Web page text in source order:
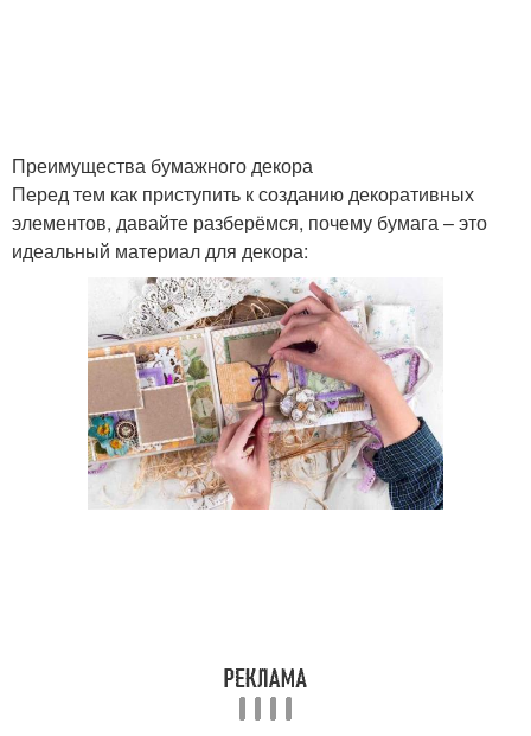
Преимущества бумажного декора
Перед тем как приступить к созданию декоративных
элементов, давайте разберёмся, почему бумага – это
идеальный материал для декора: